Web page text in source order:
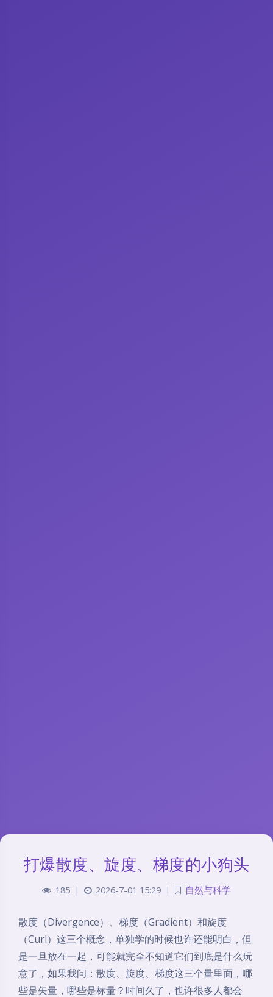
打爆散度、旋度、梯度的小狗头
185 | 2026-7-01 15:29 | 自然与科学
散度（Divergence）、梯度（Gradient）和旋度
（Curl）这三个概念，单独学的时候也许还能明白，但
是一旦放在一起，可能就完全不知道它们到底是什么玩
意了，如果我问：散度、旋度、梯度这三个量里面，哪
些是矢量，哪些是标量？时间久了，也许很多人都会